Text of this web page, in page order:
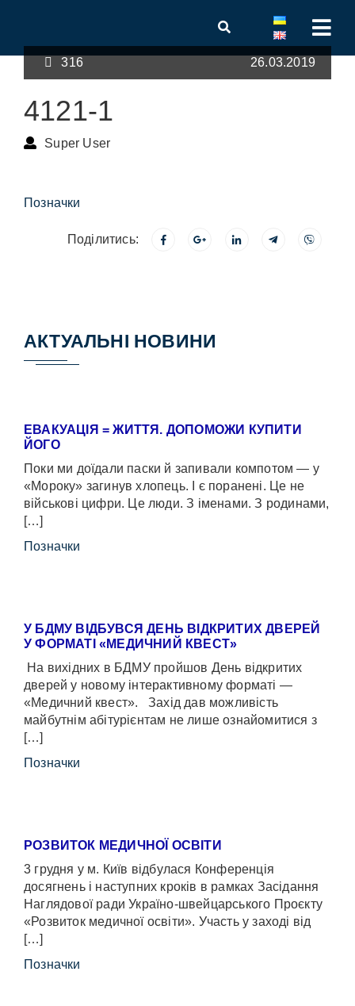
316 26.03.2019
4121-1
Super User
Позначки
Поділитись:
АКТУАЛЬНІ НОВИНИ
ЕВАКУАЦІЯ = ЖИТТЯ. ДОПОМОЖИ КУПИТИ
ЙОГО
Поки ми доїдали паски й запивали компотом — у
«Мороку» загинув хлопець. І є поранені. Це не
військові цифри. Це люди. З іменами. З родинами,
[…]
Позначки
У БДМУ ВІДБУВСЯ ДЕНЬ ВІДКРИТИХ ДВЕРЕЙ
У ФОРМАТІ «МЕДИЧНИЙ КВЕСТ»
На вихідних в БДМУ пройшов День відкритих
дверей у новому інтерактивному форматі —
«Медичний квест». Захід дав можливість
майбутнім абітурієнтам не лише ознайомитися з
[…]
Позначки
РОЗВИТОК МЕДИЧНОЇ ОСВІТИ
3 грудня у м. Київ відбулася Конференція
досягнень і наступних кроків в рамках Засідання
Наглядової ради Україно-швейцарського Проєкту
«Розвиток медичної освіти». Участь у заході від
[…]
Позначки